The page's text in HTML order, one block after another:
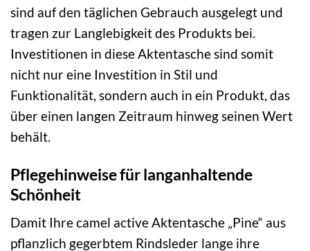
sind auf den täglichen Gebrauch ausgelegt und
tragen zur Langlebigkeit des Produkts bei.
Investitionen in diese Aktentasche sind somit
nicht nur eine Investition in Stil und
Funktionalität, sondern auch in ein Produkt, das
über einen langen Zeitraum hinweg seinen Wert
behält.
Pflegehinweise für langanhaltende
Schönheit
Damit Ihre camel active Aktentasche „Pine“ aus
pflanzlich gegerbtem Rindsleder lange ihre